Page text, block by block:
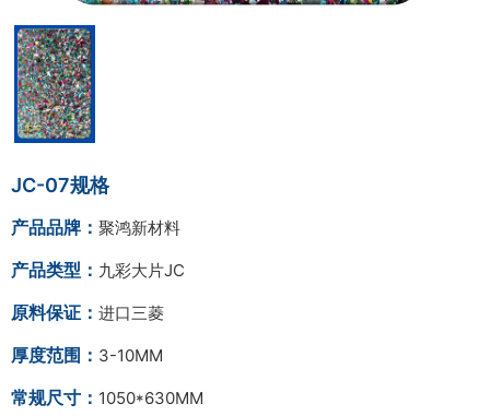
JC-07规格
产品品牌： 聚鸿新材料
产品类型： 九彩大片JC
原料保证： 进口三菱
厚度范围： 3-10MM
常规尺寸： 1050*630MM